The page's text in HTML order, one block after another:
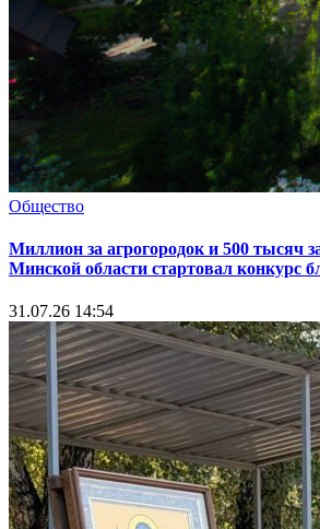
Общество
Миллион за агрогородок и 500 тысяч
Минской области стартовал конкурс
31.07.26 14:54